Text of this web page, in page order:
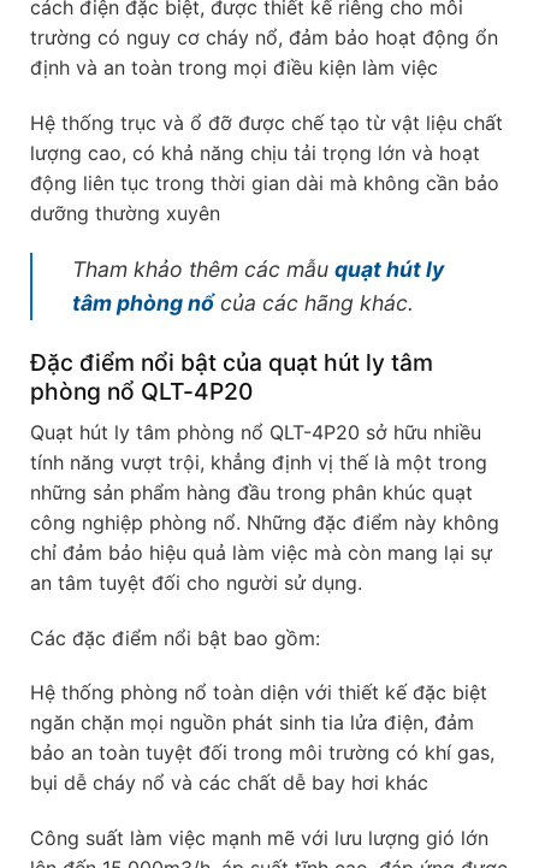
cách điện đặc biệt, được thiết kế riêng cho môi
trường có nguy cơ cháy nổ, đảm bảo hoạt động ổn
định và an toàn trong mọi điều kiện làm việc
Hệ thống trục và ổ đỡ được chế tạo từ vật liệu chất
lượng cao, có khả năng chịu tải trọng lớn và hoạt
động liên tục trong thời gian dài mà không cần bảo
dưỡng thường xuyên
Tham khảo thêm các mẫu quạt hút ly
tâm phòng nổcủa các hãng khác.
Đặc điểm nổi bật của quạt hút ly tâm
phòng nổ QLT-4P20
Quạt hút ly tâm phòng nổ QLT-4P20 sở hữu nhiều
tính năng vượt trội, khẳng định vị thế là một trong
những sản phẩm hàng đầu trong phân khúc quạt
công nghiệp phòng nổ. Những đặc điểm này không
chỉ đảm bảo hiệu quả làm việc mà còn mang lại sự
an tâm tuyệt đối cho người sử dụng.
Các đặc điểm nổi bật bao gồm:
Hệ thống phòng nổ toàn diện với thiết kế đặc biệt
ngăn chặn mọi nguồn phát sinh tia lửa điện, đảm
bảo an toàn tuyệt đối trong môi trường có khí gas,
bụi dễ cháy nổ và các chất dễ bay hơi khác
Công suất làm việc mạnh mẽ với lưu lượng gió lớn